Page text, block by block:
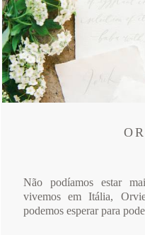
Não podíamos estar
vivemos em Itália,
podemos esperar para